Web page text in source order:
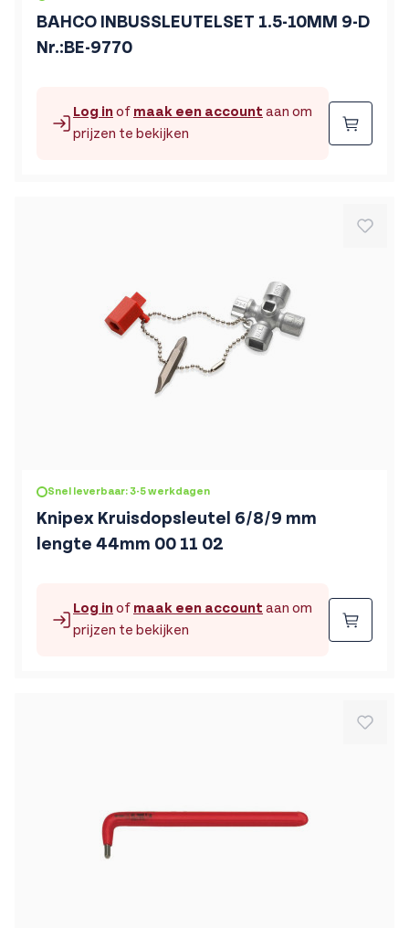
BAHCO INBUSSLEUTELSET 1.5-10MM 9-D
Nr.:BE-9770
Log inof maak een account aan om
prijzen te bekijken
Snel leverbaar: 3-5 werkdagen
Knipex Kruisdopsleutel 6/8/9 mm
lengte 44mm 00 11 02
Log inof maak een account aan om
prijzen te bekijken